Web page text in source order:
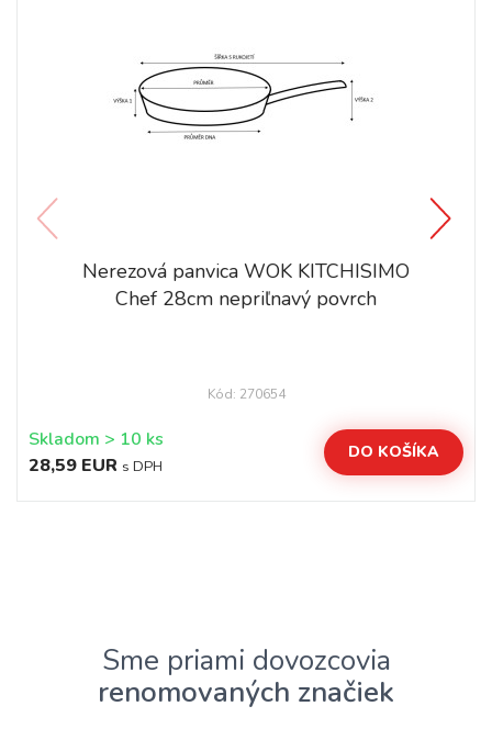
Nerezová panvica WOK KITCHISIMO
Chef 28cm nepriľnavý povrch
Kód: 270654
Skladom > 10 ks
28,59 EUR s DPH
DO KOŠÍKA
Sme priami dovozcovia
renomovaných značiek